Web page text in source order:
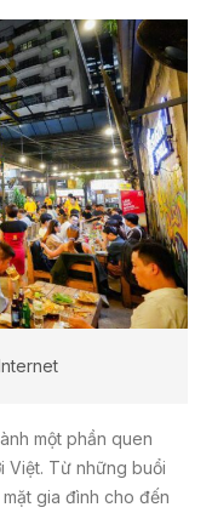
một phần quen
Việt. Từ những buổi
gia đình cho đến